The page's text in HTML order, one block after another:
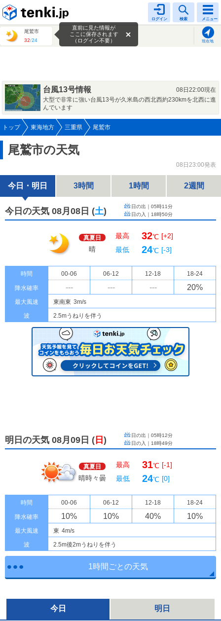
ログイン 検索 メニュー
尾鷲市
32/24 現在地
直前に見た情報が
ここに保存されます
（ログイン不要）
台風13号情報
08日22:00現在
大型で非常に強い台風13号が久米島の西北西約230kmを北西に進
んでいます
トップ 東海地方 三重県 尾鷲市
尾鷲市の天気
08日23:00発表
今日・明日 3時間 1時間 2週間
今日の天気 08月08日 (土) 日の出｜ 05時11分
日の入｜ 18時50分
真夏日
晴
最高 32℃ [+2]
最低
24℃ [-3]
時間 00-06 06-12 12-18 18-24
降水確率 --- --- --- 20%
最大風速 東南東 3m/s
波
2.5mうねりを伴う
明日の天気 08月09日 ( 日 ) 日の出｜ 05時12分
日の入｜ 18時49分
真夏日
晴時々曇
最高 31℃ [-1]
最低
24℃ [0]
時間 00-06 06-12 12-18 18-24
降水確率 10% 10% 40% 10%
最大風速 東 4m/s
波
2.5m後2mうねりを伴う
1時間ごとの天気
今日 明日